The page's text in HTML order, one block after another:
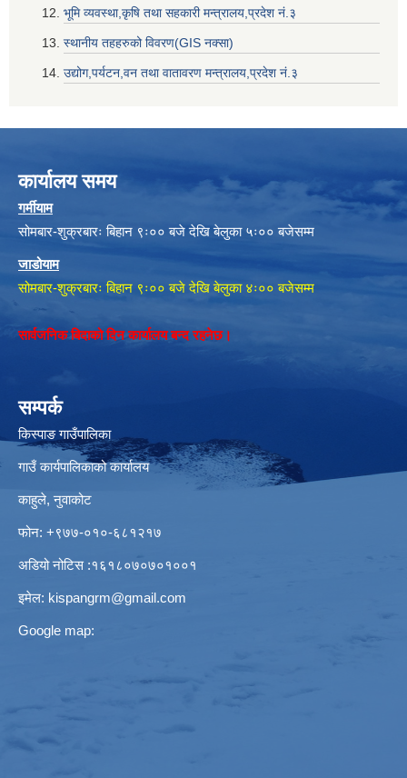
भूमि व्यवस्था,कृषि तथा सहकारी मन्त्रालय,प्रदेश नं‌‍‌‍.३
स्थानीय तहहरुको विवरण(GIS नक्सा)
उद्योग,पर्यटन,वन तथा वातावरण मन्त्रालय,प्रदेश नं‌‍‌‍.३
कार्यालय समय
गर्मीयाम
सोमबार-शुक्रबारः बिहान ९ः०० बजे देखि बेलुका ५ः०० बजेसम्म
जाडोयाम
सोमबार-शुक्रबारः बिहान ९ः०० बजे देखि बेलुका ४ः०० बजेसम्म
सार्वजनिक बिदाको दिन कार्यालय बन्द रहनेछ।
सम्पर्क
किस्पाङ गाउँपालिका
गाउँ कार्यपालिकाको कार्यालय
काहुले‍‍, नुवाकोट
फोन: ‌+९७७-०१०-६८१२१७
अडियो नोटिस ‌‍:१६१८०७०७०१००१
इमेल: kispangrm@gmail.com
Google map: